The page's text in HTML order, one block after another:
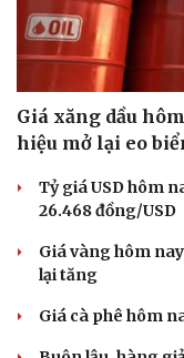
Giá xăng dầu
hiệu mở lại eo
Tỷ giá USD hôm
26.468 đồng/USD
Giá vàng hôm
lại tăng
Giá cà phê hôm